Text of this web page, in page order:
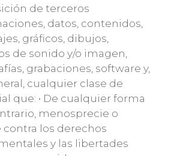
de terceros
datos, contenidos,
gráficos, dibujos,
de sonido y/o imagen,
grabaciones, software y,
cualquier clase de
que: • De cualquier forma
menosprecie o
contra los derechos
y las libertades